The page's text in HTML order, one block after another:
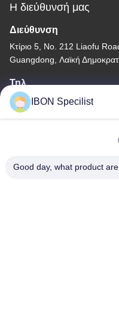
Η διεύθυνσή μας
Διεύθυνση
Κτίριο 5, No. 212 Liaofu
Guangdong, Λαϊκή
Τηλ.
86--13925852182
IBON Specilist
Good day, what product